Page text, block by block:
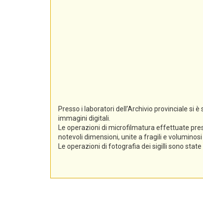
Presso i laboratori dell’Archivio provinciale si
immagini digitali.
Le operazioni di microfilmatura effettuate
notevoli dimensioni, unite a fragili e
Le operazioni di fotografia dei sigilli sono